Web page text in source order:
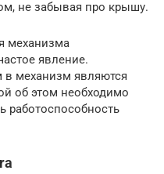
не забывая про крышу.
механизма
явление.
механизм являются
об этом необходимо
работоспособность